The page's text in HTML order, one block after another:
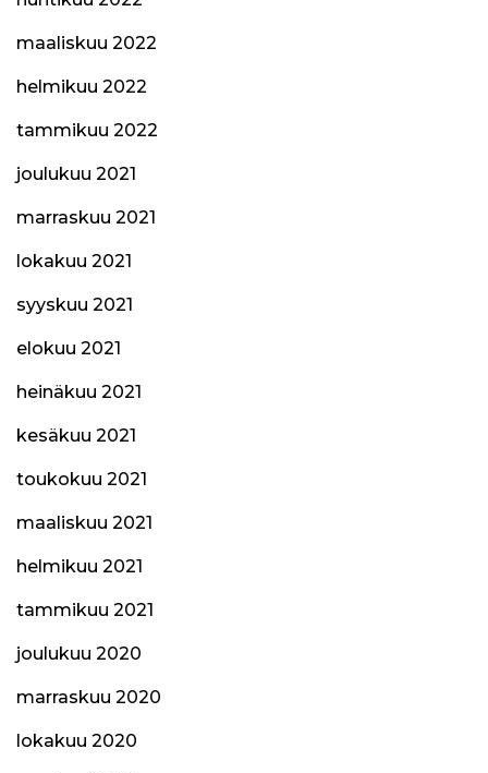
maaliskuu 2022
helmikuu 2022
tammikuu 2022
joulukuu 2021
marraskuu 2021
lokakuu 2021
syyskuu 2021
elokuu 2021
heinäkuu 2021
kesäkuu 2021
toukokuu 2021
maaliskuu 2021
helmikuu 2021
tammikuu 2021
joulukuu 2020
marraskuu 2020
lokakuu 2020